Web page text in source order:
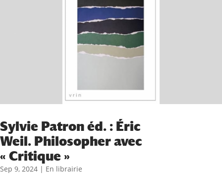
Sylvie Patron éd. : Éric
Weil. Philosopher avec
« Critique »
Sep 9, 2024 | En librairie